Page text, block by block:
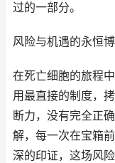
过的一部分。
风险与机遇的永恒
在死亡细胞的旅程
用最直接的制度，
断力，没有完全正
解，每一次在宝箱
深的印证，这场风